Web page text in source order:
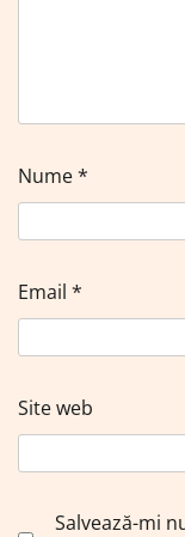
Nume*
Email *
Site web
Salvează-mi